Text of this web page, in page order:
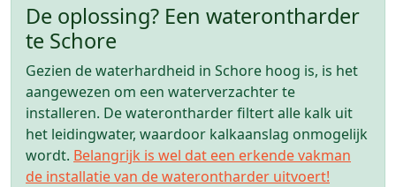
De oplossing? Een waterontharder
te Schore
Gezien de waterhardheid in Schore hoog is, is het
aangewezen om een waterverzachter te
installeren. De waterontharder filtert alle kalk uit
het leidingwater, waardoor kalkaanslag onmogelijk
wordt. Belangrijk is wel dat een erkende vakman
de installatie van de waterontharder uitvoert!